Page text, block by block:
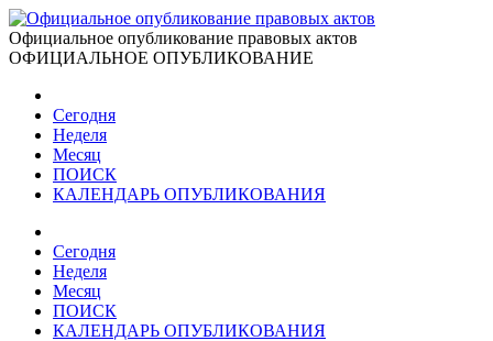
Официальное опубликование правовых актов
ОФИЦИАЛЬНОЕ ОПУБЛИКОВАНИЕ
Сегодня
Неделя
Месяц
ПОИСК
КАЛЕНДАРЬ ОПУБЛИКОВАНИЯ
Сегодня
Неделя
Месяц
ПОИСК
КАЛЕНДАРЬ ОПУБЛИКОВАНИЯ